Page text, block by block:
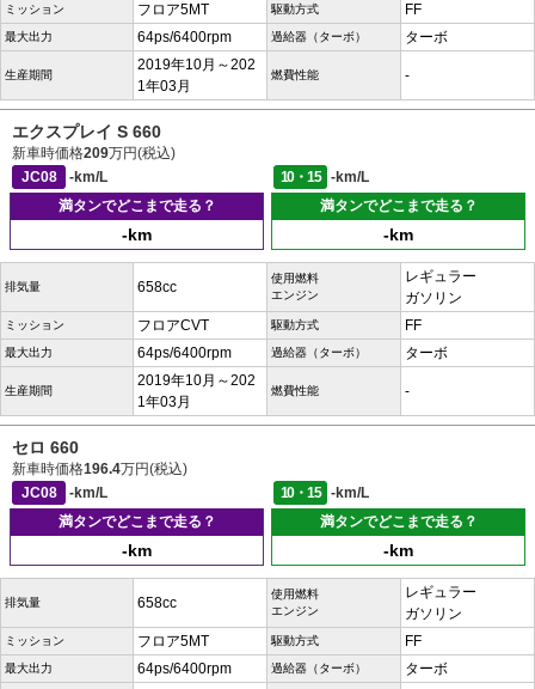
ミッション フロア5MT 駆動方式 FF
最大出力 64ps/6400rpm 過給器（ターボ） ターボ
生産期間
2019年10月～202
1年03月
燃費性能 -
エクスプレイ S 660
新車時価格209万円(税込)
JC08
-km/L 10・15
-km/L
満タンでどこまで走る？
-km
満タンでどこまで走る？
-km
排気量 658cc
使用燃料
エンジン
レギュラー
ガソリン
ミッション フロアCVT 駆動方式 FF
最大出力 64ps/6400rpm 過給器（ターボ） ターボ
生産期間
2019年10月～202
1年03月
燃費性能 -
セロ 660
新車時価格196.4万円(税込)
JC08
-km/L 10・15
-km/L
満タンでどこまで走る？
-km
満タンでどこまで走る？
-km
排気量 658cc
使用燃料
エンジン
レギュラー
ガソリン
ミッション フロア5MT 駆動方式 FF
最大出力 64ps/6400rpm 過給器（ターボ） ターボ